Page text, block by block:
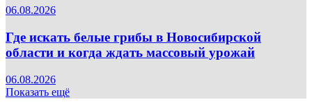
06.08.2026
Где искать белые грибы в Новосибирской
области и когда ждать массовый урожай
06.08.2026
Показать ещё